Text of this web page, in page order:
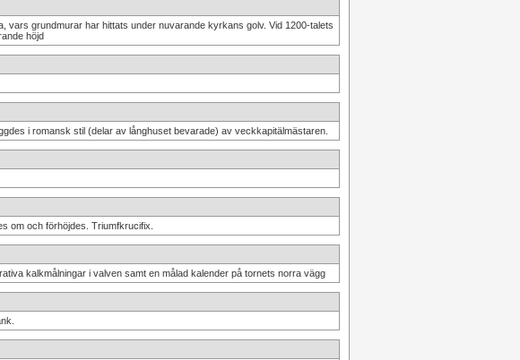
vars grundmurar har hittats under nuvarande kyrkans golv. Vid 1200-talets
höjd
i romansk stil (delar av långhuset bevarade) av veckkapitälmästaren.
om och förhöjdes. Triumfkrucifix.
kalkmålningar i valven samt en målad kalender på tornets norra vägg